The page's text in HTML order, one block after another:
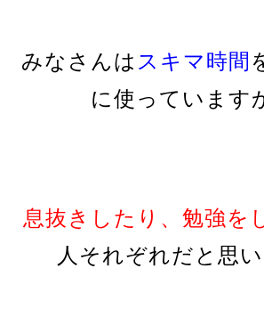
みなさんは スキマ時間
に使っています
息抜きしたり、勉強を
人それぞれだと思い